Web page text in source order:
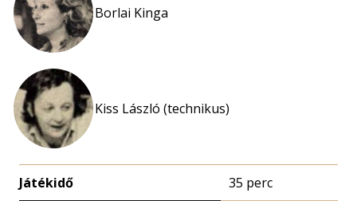
Borlai Kinga
Kiss László (technikus)
Játékidő 35 perc